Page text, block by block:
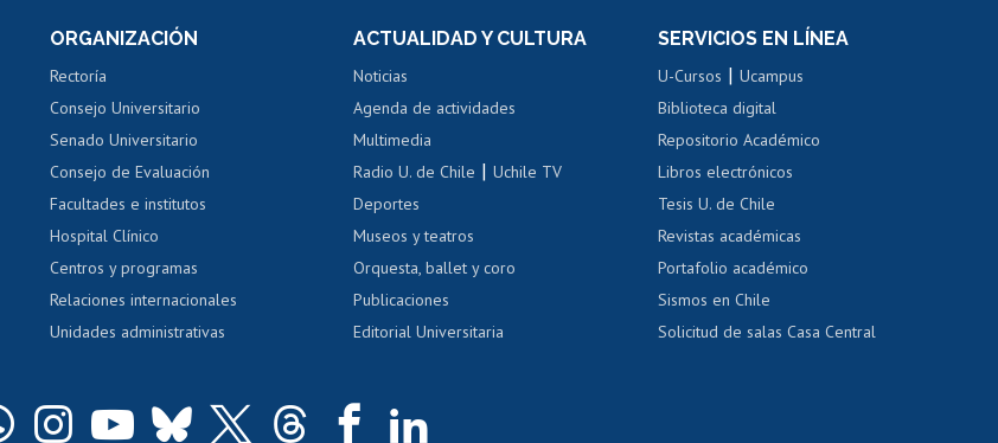
Perfeccionamiento
Evaluación docente
Calificación académica
Postulación al AUCAI
Portal de movilidad interna
Certificado de renta
Certificado de renta
Gestión de correo uchile
Movilidad Estudiantil
Cursos de español
Acoso laboral, sexual y violencia
ORGANIZACIÓN
Rectoría
Consejo Universitario
Senado Universitario
Consejo de Evaluación
Facultades e institutos
Hospital Clínico
Centros y programas
Relaciones internacionales
Unidades administrativas
ACTUALIDAD Y CULTURA
Noticias
Agenda de actividades
Multimedia
Radio U. de Chile |Uchile TV
Deportes
Museos y teatros
Orquesta, ballet y coro
Publicaciones
Editorial Universitaria
SERVICIOS EN LÍNEA
U-Cursos |Ucampus
Biblioteca digital
Repositorio Académico
Libros electrónicos
Tesis U. de Chile
Revistas académicas
Portafolio académico
Sismos en Chile
Solicitud de salas Casa Central